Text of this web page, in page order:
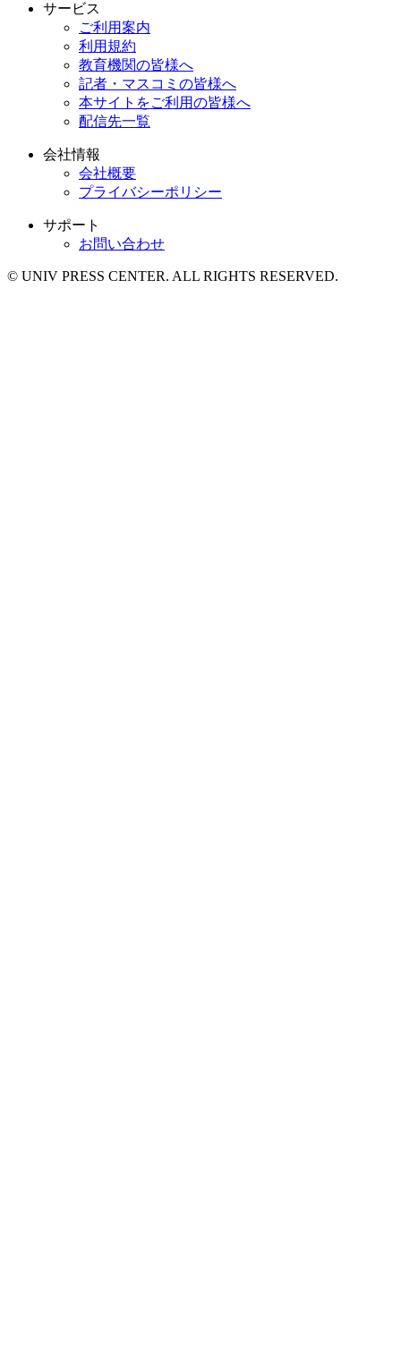
サービス
ご利用案内
利用規約
教育機関の皆様へ
記者・マスコミの皆様へ
本サイトをご利用の皆様へ
配信先一覧
会社情報
会社概要
プライバシーポリシー
サポート
お問い合わせ
© UNIV PRESS CENTER. ALL RIGHTS RESERVED.